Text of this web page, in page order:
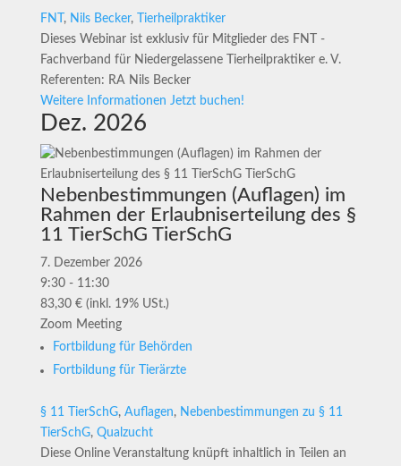
FNT , Nils Becker,
Tierheilpraktiker
Dieses Webinar ist exklusiv für Mitglieder des FNT -
Fachverband für Niedergelassene Tierheilpraktiker e. V.
Referenten: RA Nils Becker
Weitere Informationen Jetzt buchen!
Dez. 2026
Nebenbestimmungen (Auflagen) im
Rahmen der Erlaubniserteilung des §
11 TierSchG TierSchG
7. Dezember 2026
9:30 - 11:30
83,30 € (inkl. 19% USt.)
Zoom Meeting
Fortbildung für Behörden
Fortbildung für Tierärzte
§ 11 TierSchG, Auflagen, Nebenbestimmungen zu § 11
TierSchG, Qualzucht
Diese Online Veranstaltung knüpft inhaltlich in Teilen an